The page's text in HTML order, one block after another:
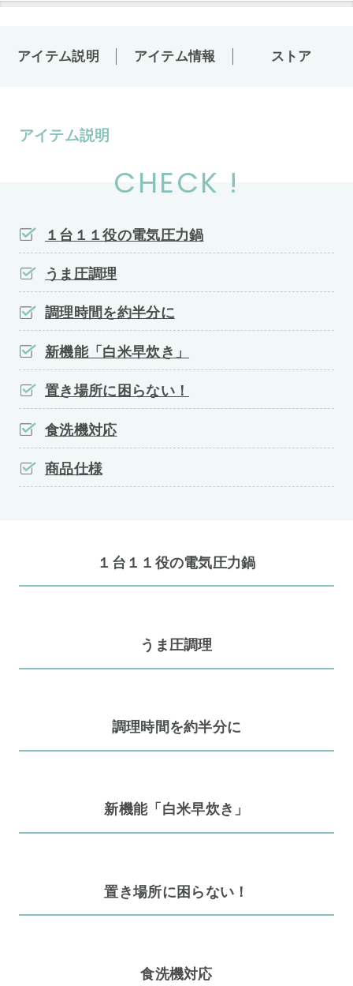
アイテム説明 アイテム情報 ストア
アイテム説明
CHECK !
１台１１役の電気圧力鍋
うま圧調理
調理時間を約半分に
新機能「白米早炊き」
置き場所に困らない！
食洗機対応
商品仕様
１台１１役の電気圧力鍋
うま圧調理
調理時間を約半分に
新機能「白米早炊き」
置き場所に困らない！
食洗機対応